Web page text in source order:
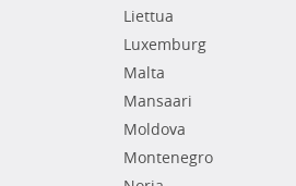
Liettua
Luxemburg
Malta
Mansaari
Moldova
Montenegro